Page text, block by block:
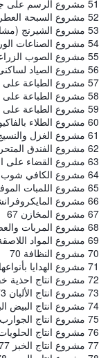
51 مشروع الرسم على جدران المدارس وغرف الاطفال 51
52 مشروع السبحة العطرية 52
53 مشروع الشيرنج (مشاركة مشاهدة القنوات المشفرة) 53
54 مشروع الصناعات الورقية الخفيفة 54
55 مشروع الصوب الزراعية 55
56 مشروع الصياد لساكنى السواحل 56
57 مشروع الطباعة على الاظافر الطبيعية والصناعية 57
58 مشروع الطباعة على التيشرتات والمجات 58
59 مشروع الطباعة على الجلد والقماش 59
60 مشروع الطلاء بالفاكيوم 60
61 مشروع الغزل والنسيج 61
62 مشروع الفندق المتحرك 62
63 مشروع القضاء على الحشرات 63
64 مشروع الكافي شوب 64
65 مشروع اللمبات الموفرة للطاقة 65
66 مشروع المايكروفرانشايز 66
67 مشروع المخازن 67
68 مشروع المربات والعصائر 68
69 مشروع المواد اللاصقة للأوراق والجلود والأخشاب 69
70 مشروع النظافة 70
71 مشروع الهدايا بأنواعها 71
72 مشروع انتاج احذية خفيفة من القماش 72
73 مشروع انتاج الألبان 73
74 مشروع انتاج البيض البلدى 74
75 مشروع انتاج الجوارب - الشربات 75
76 مشروع انتاج الحلويات والبسكويت 76
77 مشروع انتاج الخبز 77